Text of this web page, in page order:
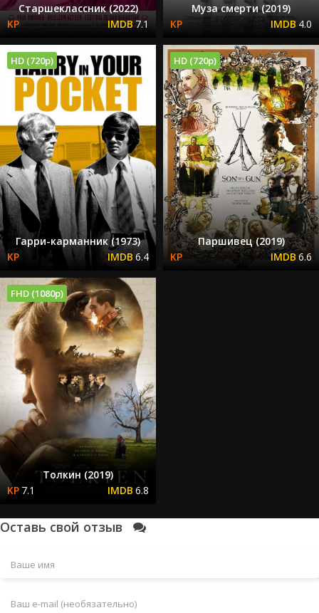
Старшеклассник (2022)
7.1
Муза смерти (2019)
4.0
HD (720p)
Гарри-карманник (1973)
6.4
HD (720p)
Паршивец (2019)
6.6
FHD (1080p)
Толкин (2019)
7.1
6.8
Оставь свой отзыв